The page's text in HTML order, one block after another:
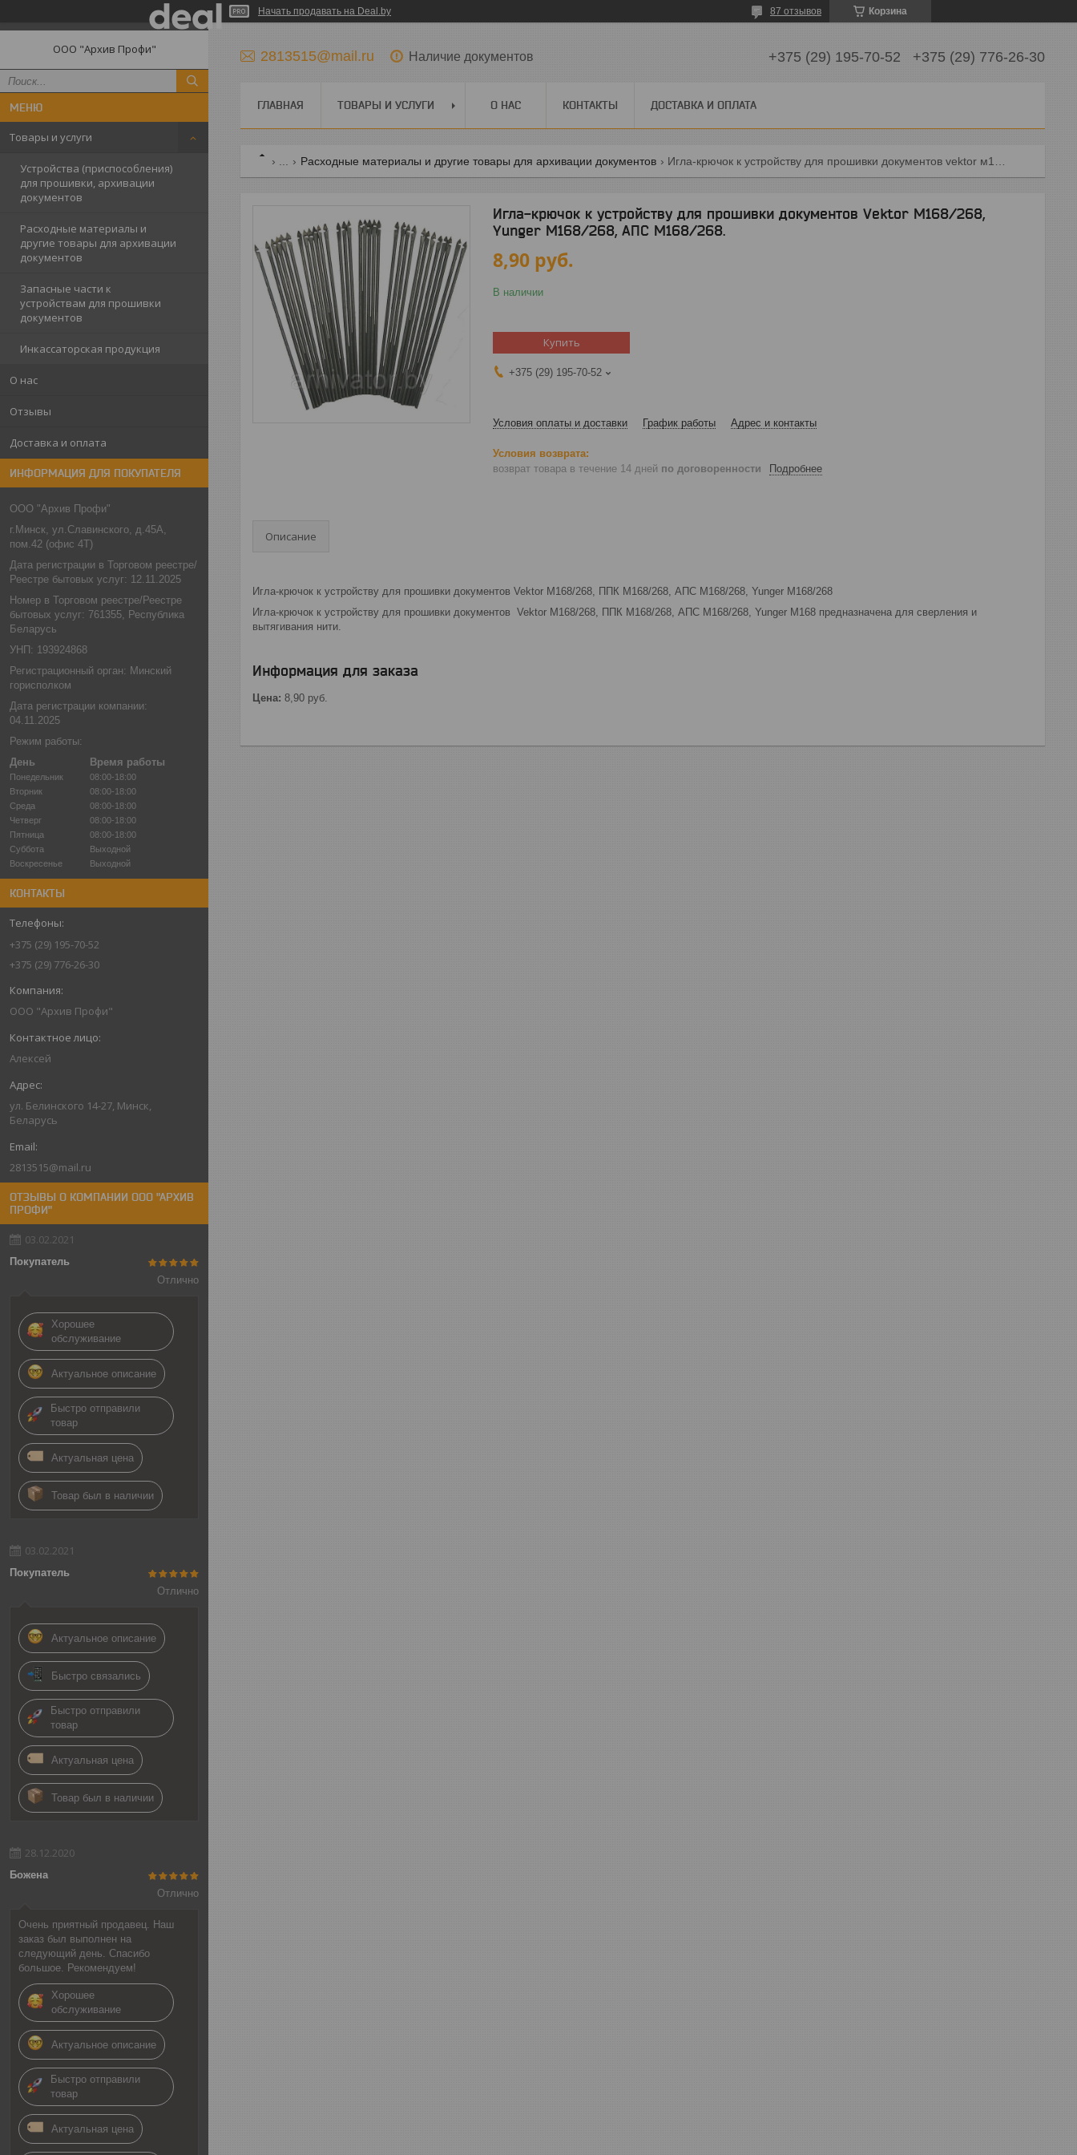
Начать продавать на Deal.by Корзина
87 отзывов
ООО "Архив Профи"
Товары и услуги
Устройства (приспособления)
для прошивки, архивации
документов
Расходные материалы и
другие товары для архивации
документов
Запасные части к
устройствам для прошивки
документов
Инкассаторская продукция
О нас
Отзывы
Доставка и оплата
ИНФОРМАЦИЯ ДЛЯ ПОКУПАТЕЛЯ
ООО "Архив Профи"
г.Минск, ул.Славинского, д.45А,
пом.42 (офис 4Т)
Дата регистрации в Торговом реестре/
Реестре бытовых услуг: 12.11.2025
Номер в Торговом реестре/Реестре
бытовых услуг: 761355, Республика
Беларусь
УНП: 193924868
Регистрационный орган: Минский
горисполком
Дата регистрации компании:
04.11.2025
Режим работы:
День
Время работы
Понедельник
08:00-18:00
Вторник
08:00-18:00
Среда
08:00-18:00
Четверг
08:00-18:00
Пятница
08:00-18:00
Суббота
Выходной
Воскресенье
Выходной
КОНТАКТЫ
+375 (29) 195-70-52
+375 (29) 776-26-30
ООО "Архив Профи"
Алексей
ул. Белинского 14-27, Минск,
Беларусь
2813515@mail.ru
ОТЗЫВЫ О КОМПАНИИ ООО "АРХИВ
ПРОФИ"
03.02.2021
Покупатель
Отлично
Хорошее
обслуживание
Актуальное описание
Быстро отправили
товар
Актуальная цена
Товар был в наличии
03.02.2021
Покупатель
Отлично
Актуальное описание
Быстро связались
Быстро отправили
товар
Актуальная цена
Товар был в наличии
28.12.2020
Божена
Отлично
Очень приятный продавец. Наш
заказ был выполнен на
следующий день. Спасибо
большое. Рекомендуем!
Хорошее
обслуживание
Актуальное описание
Быстро отправили
товар
Актуальная цена
2813515@mail.ru Наличие документов +375 (29) 195-70-52 +375 (29) 776-26-30
ГЛАВНАЯ ТОВАРЫ И УСЛУГИ О НАС КОНТАКТЫ ДОСТАВКА И ОПЛАТА
Расходные материалы и другие товары для архивации документов
Игла-крючок к устройству для прошивки документов Vektor М168/268,
Yunger М168/268, АПС М168/268.
8,90 руб.
В наличии
Купить
+375 (29) 195-70-52
Условия оплаты и доставки График работы Адрес и контакты
возврат товара в течение 14 дней по договоренности Подробнее
Описание
Игла-крючок к устройству для прошивки документов Vektor М168/268, ППК М168/268, АПС М168/268, Yunger М168/268
Игла-крючок к устройству для прошивки документов Vektor М168/268, ППК М168/268, АПС М168/268, Yunger М168 предназначена для сверления и
вытягивания нити.
Информация для заказа
Цена: 8,90 руб.